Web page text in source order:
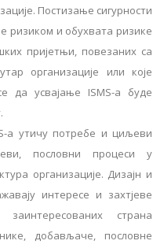
Постизање сигурности
ризиком и обухвата ризике
пријетњи, повезаних са
организације или које
да усвајање ISMS-а буде
а утичу потребе и циљеви
пословни процеси у
организације. Дизајн и
интересе и захтјеве
страна
добављаче, пословне